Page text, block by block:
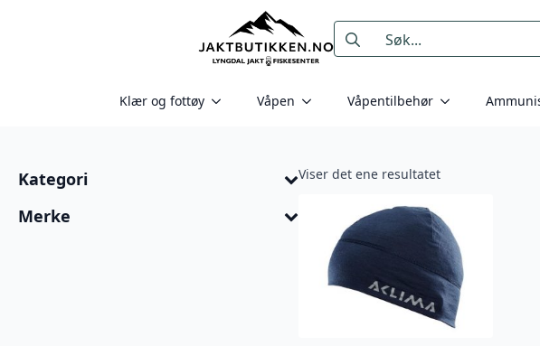
Search
for:
Klær og fottøy Våpen Våpentilbehør
Kategori
Merke
Viser det ene resultatet